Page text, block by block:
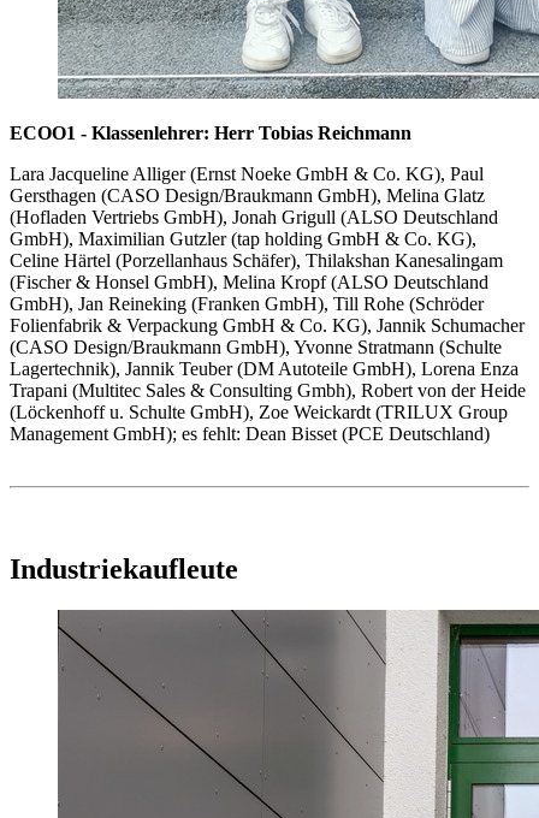
ECOO1 - Klassenlehrer: Herr Tobias Reichmann
Lara Jacqueline Alliger (Ernst Noeke GmbH & Co. KG), Paul
Gersthagen (CASO Design/Braukmann GmbH), Melina Glatz
(Hofladen Vertriebs GmbH), Jonah Grigull (ALSO Deutschland
GmbH), Maximilian Gutzler (tap holding GmbH & Co. KG),
Celine Härtel (Porzellanhaus Schäfer), Thilakshan Kanesalingam
(Fischer & Honsel GmbH), Melina Kropf (ALSO Deutschland
GmbH), Jan Reineking (Franken GmbH), Till Rohe (Schröder
Folienfabrik & Verpackung GmbH & Co. KG), Jannik Schumacher
(CASO Design/Braukmann GmbH), Yvonne Stratmann (Schulte
Lagertechnik), Jannik Teuber (DM Autoteile GmbH), Lorena Enza
Trapani (Multitec Sales & Consulting Gmbh), Robert von der Heide
(Löckenhoff u. Schulte GmbH), Zoe Weickardt (TRILUX Group
Management GmbH); es fehlt: Dean Bisset (PCE Deutschland)
Industriekaufleute